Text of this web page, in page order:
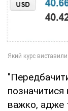
важко, адже